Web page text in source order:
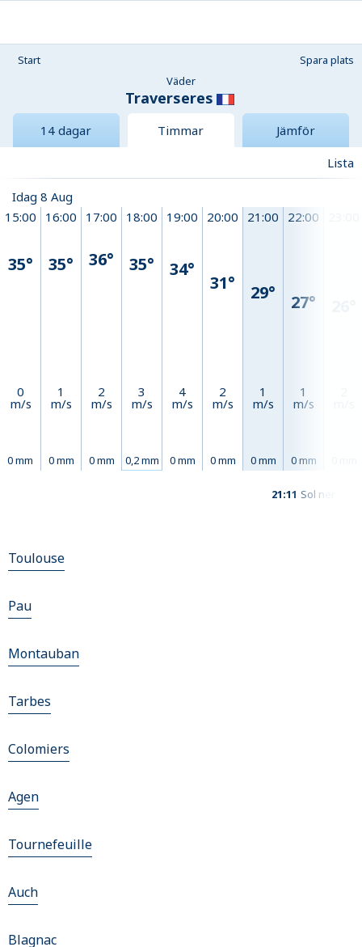
Start
Spara plats
Väder
Traverseres
14 dagar Timmar
Jämför
Lista
Idag 8 Aug
15:00
35°
0
m/s
0 mm
16:00
35°
1
m/s
0 mm
17:00
36°
2
m/s
0 mm
18:00
35°
3
m/s
0,2 mm
19:00
34°
4
m/s
0 mm
20:00
31°
2
m/s
0 mm
21:00
29°
1
m/s
0 mm
22:00
27°
1
m/s
0 mm
21:11 Sol ner
Toulouse
Pau
Montauban
Tarbes
Colomiers
Agen
Tournefeuille
Auch
Blagnac